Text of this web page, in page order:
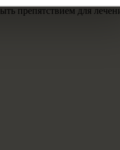
препятствием для